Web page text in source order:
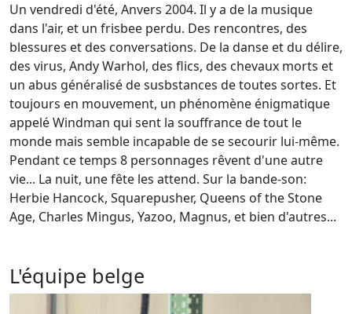
Un vendredi d'été, Anvers 2004. Il y a de la musique
dans l'air, et un frisbee perdu. Des rencontres, des
blessures et des conversations. De la danse et du délire,
des virus, Andy Warhol, des flics, des chevaux morts et
un abus généralisé de susbstances de toutes sortes. Et
toujours en mouvement, un phénomène énigmatique
appelé Windman qui sent la souffrance de tout le
monde mais semble incapable de se secourir lui-même.
Pendant ce temps 8 personnages rêvent d'une autre
vie... La nuit, une fête les attend. Sur la bande-son:
Herbie Hancock, Squarepusher, Queens of the Stone
Age, Charles Mingus, Yazoo, Magnus, et bien d'autres...
L'équipe belge